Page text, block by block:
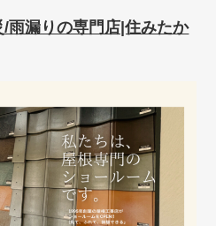
雨漏りの専門店|住みたか